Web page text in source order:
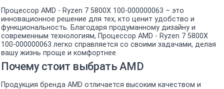
Процессор AMD - Ryzen 7 5800X 100-000000063 – это
инновационное решение для тех, кто ценит удобство и
функциональность. Благодаря продуманному дизайну и
современным технологиям, Процессор AMD - Ryzen 7 5800X
100-000000063 легко справляется со своими задачами, делая
вашу жизнь проще и комфортнее.
Почему стоит выбрать AMD
Продукция бренда AMD отличается высоким качеством и